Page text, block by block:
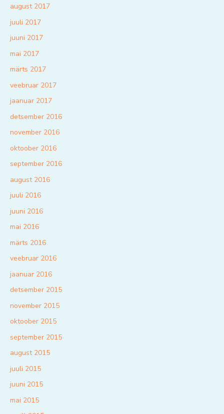
august 2017
juuli 2017
juuni 2017
mai 2017
märts 2017
veebruar 2017
jaanuar 2017
detsember 2016
november 2016
oktoober 2016
september 2016
august 2016
juuli 2016
juuni 2016
mai 2016
märts 2016
veebruar 2016
jaanuar 2016
detsember 2015
november 2015
oktoober 2015
september 2015
august 2015
juuli 2015
juuni 2015
mai 2015